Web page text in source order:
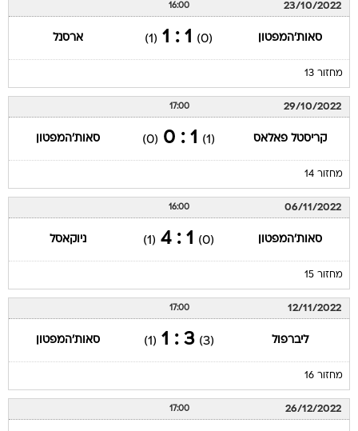
מחזור 13
29/10/2022
קריסטל פאלאס (1)
1 : 0
(0) סאות'המפטון
מחזור 14
06/11/2022
סאות'המפטון (0)
1 : 4
(1) ניוקאסל
מחזור 15
12/11/2022
ליברפול (3)
3 : 1
(1) סאות'המפטון
26/12/2022
סאות'המפטון (0)
1 : 3
(2) ברייטון